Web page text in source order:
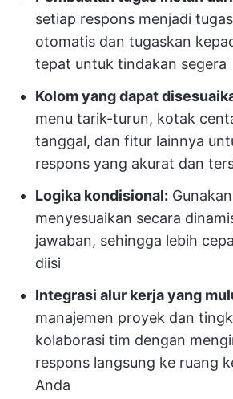
setiap respons menjadi
otomatis dan tugaskan
tepat untuk tindakan segera
Kolom yang dapat
menu tarik-turun, kotak
tanggal, dan fitur lainnya
respons yang akurat dan
Logika kondisional:
menyesuaikan secara
jawaban, sehingga lebih
diisi
Integrasi alur kerja yang
manajemen proyek dan
kolaborasi tim dengan
respons langsung ke ruang
Anda